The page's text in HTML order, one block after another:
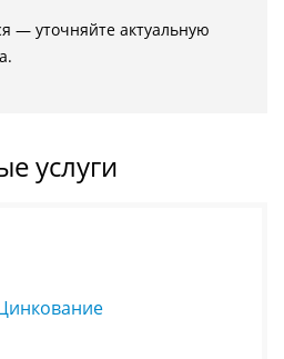
— уточняйте актуальную
услуги